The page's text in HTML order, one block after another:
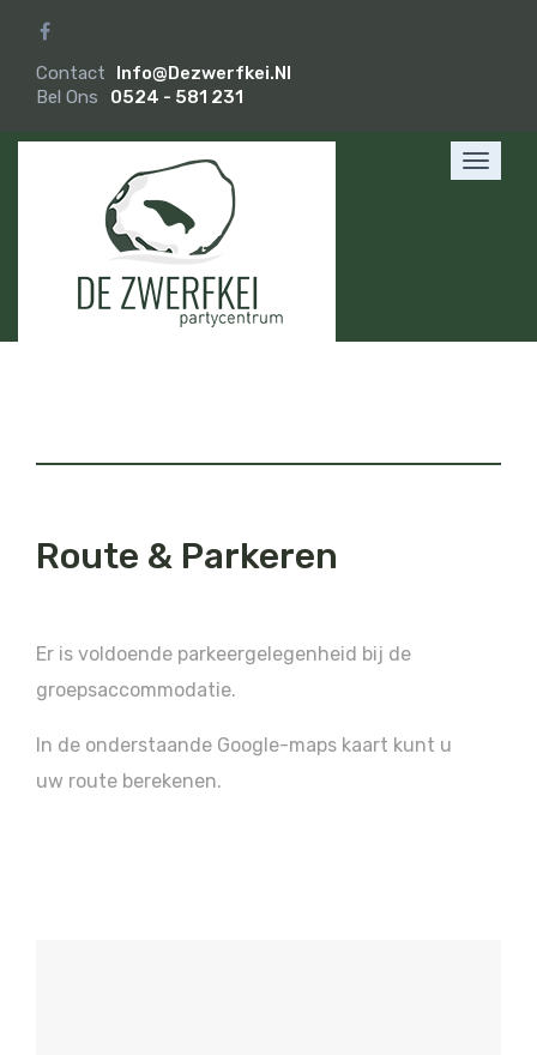
Contact
Info@dezwerfkei.nl
Bel Ons
0524 - 581 231
Toggle
Route & Parkeren
Er is voldoende parkeergelegenheid bij de
groepsaccommodatie.
In de onderstaande Google-maps kaart kunt u
uw route berekenen.